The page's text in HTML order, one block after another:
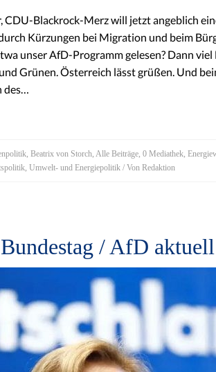
Blackrock-Merz will jetzt angeblich
Kürzungen bei Migration und beim
unser AfD-Programm gelesen? Dann viel
Grünen. Österreich lässt grüßen. Und
des…
, Beatrix von Storch, Alle Beiträge, 0 Mediathek,
, Umwelt- und Energiepolitik / Von Redaktion
/ AfD